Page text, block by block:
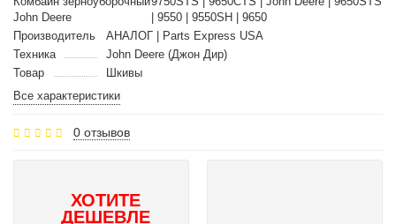
John Deere
| 9550 | 9550SH | 9650
Производитель
АНАЛОГ | Parts Express USA
Техника
John Deere (Джон Дир)
Товар
Шкивы
Все характеристики
0 отзывов
ХОТИТЕ
ДЕШЕВЛЕ